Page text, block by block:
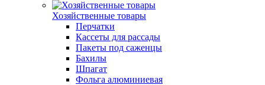
Хозяйственные товары
Перчатки
Кассеты для рассады
Пакеты под саженцы
Бахилы
Шпагат
Фольга алюминиевая